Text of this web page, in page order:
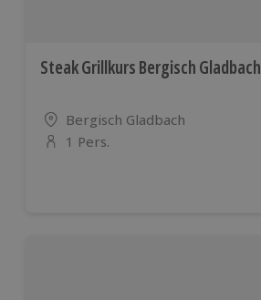
Steak Grillkurs Bergisch Gladbach
Standort
Bergisch Gladbach
Anzahl der Teilnehmer
1 Pers.